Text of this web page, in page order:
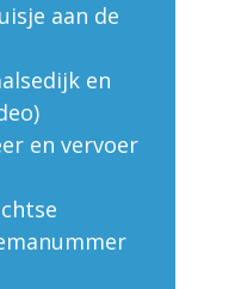
aan de
en
en vervoer